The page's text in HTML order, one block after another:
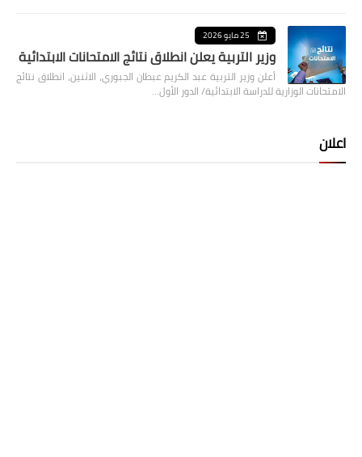
25 مايو 2026
وزير التربية يعلن انطلاق نتائج الامتحانات الابتدائية
أعلن وزير التربية عبد الكريم عبطان الجبوري، الاثنين، انطلاق نتائج
الامتحانات الوزارية للدراسة الابتدائية/ الدور الأول…
اعلان